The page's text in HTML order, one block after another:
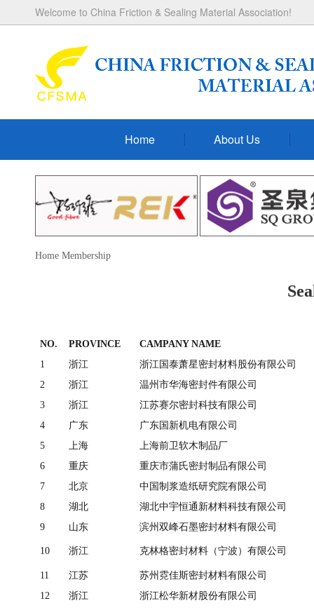
Welcome to China Friction & Sealing Material Association!
Home About Us
Home Membership
NO. PROVINCE
CAMPANY NAME
1
浙江
浙江国泰萧星密封材料股份有限公司
2
浙江
温州市华海密封件有限公司
3
浙江
江苏赛尔密封科技有限公司
4
广东
广东国新机电有限公司
5
上海
上海前卫软木制品厂
6
重庆
重庆市蒲氏密封制品有限公司
7
北京
中国制浆造纸研究院有限公司
8
湖北
湖北中宇恒通新材料科技有限公司
9
山东 滨州双峰石墨密封材料有限公司
10 浙江 克林格密封材料（宁波）有限公司
11 江苏
苏州霓佳斯密封材料有限公司
12
浙江
浙江松华新材股份有限公司